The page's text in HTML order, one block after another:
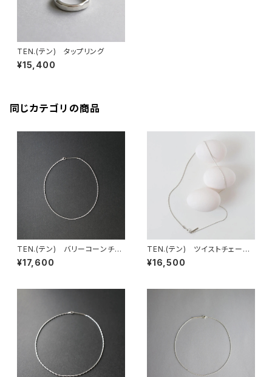
TEN.(テン) タップリング
¥15,400
同じカテゴリの商品
TEN.(テン) バリーコーンチェ
ーンネックレス SV 38cm
¥17,600
TEN.(テン) ツイストチェーン
ネックレス SV 38cm
¥16,500